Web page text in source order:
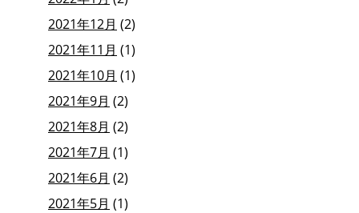
2021年12月 (2)
2021年11月 (1)
2021年10月 (1)
2021年9月 (2)
2021年8月 (2)
2021年7月 (1)
2021年6月 (2)
2021年5月 (1)